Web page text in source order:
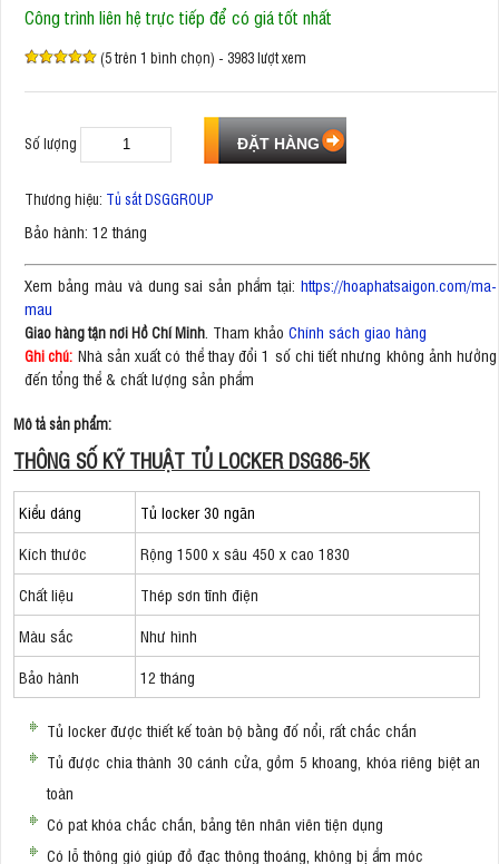
Công trình liên hệ trực tiếp để có giá tốt nhất
(5 trên 1 bình chọn) - 3983 lượt xem
Số lượng
Thương hiệu: Tủ sắt DSGGROUP
Bảo hành: 12 tháng
Xem bảng màu và dung sai sản phẩm tại: https://hoaphatsaigon.com/ma-
mau
Giao hàng tận nơi Hồ Chí Minh . Tham khảo Chính sách giao hàng
Ghi chú: Nhà sản xuất có thể thay đổi 1 số chi tiết nhưng không ảnh hưởng
đến tổng thể & chất lượng sản phẩm
Mô tả sản phẩm:
THÔNG SỐ KỸ THUẬT TỦ LOCKER DSG86-5K
Kiểu dáng
Tủ locker 30 ngăn
Kích thước
Rộng 1500 x sâu 450 x cao 1830
Chất liệu
Thép sơn tĩnh điện
Màu sắc
Như hình
Bảo hành
12 tháng
Tủ locker được thiết kế toàn bộ bằng đố nổi, rất chắc chắn
Tủ được chia thành 30 cánh cửa, gồm 5 khoang, khóa riêng biệt an
toàn
Có pat khóa chắc chắn, bảng tên nhân viên tiện dụng
Có lỗ thông gió giúp đồ đạc thông thoáng, không bị ẩm móc